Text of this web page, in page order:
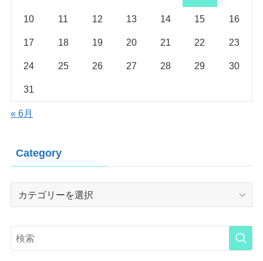
10 11 12 13 14 15 16
17 18 19 20 21 22 23
24 25 26 27 28 29 30
31
« 6月
Category
Category